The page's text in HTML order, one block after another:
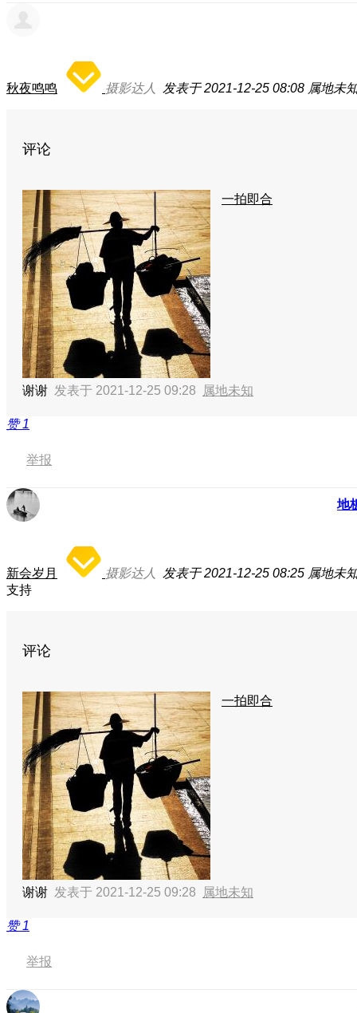
秋夜鸣鸣 摄影达人 发表于 2021-12-25 08:08 属地未
评论
一拍即合
谢谢 发表于 2021-12-25 09:28 属地未知
赞1
举报
地
新会岁月 摄影达人 发表于 2021-12-25 08:25 属地未
支持
评论
一拍即合
谢谢 发表于 2021-12-25 09:28 属地未知
赞1
举报